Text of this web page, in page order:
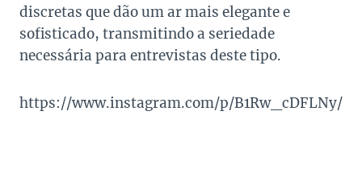
discretas que dão um ar mais elegante e
sofisticado, transmitindo a seriedade
necessária para entrevistas deste tipo.
https://www.instagram.com/p/B1Rw_cDFLNy/